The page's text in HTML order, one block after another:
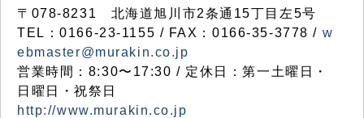
〒078-8231 北海道旭川市2条通15丁目左5号
TEL：0166-23-1155 / FAX：0166-35-3778 / w
ebmaster@murakin.co.jp
営業時間：8:30〜17:30 / 定休日：第一土曜日・
日曜日・祝祭日
http://www.murakin.co.jp